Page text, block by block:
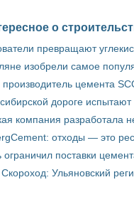
о
превращают
изобрели самое
производитель цемента
дороге
компания разработала
отходы — это
ограничил поставки
Ульяновский